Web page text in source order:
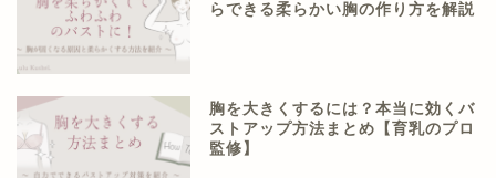
らできる柔らかい胸の作り方を解説
胸を大きくするには？本当に効くバ
ストアップ方法まとめ【育乳のプロ
監修】